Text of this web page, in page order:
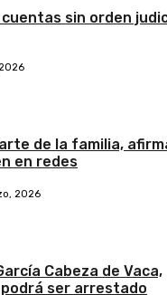
sin orden
de la familia,
en redes
2026
Cabeza de Vaca,
ser arrestado